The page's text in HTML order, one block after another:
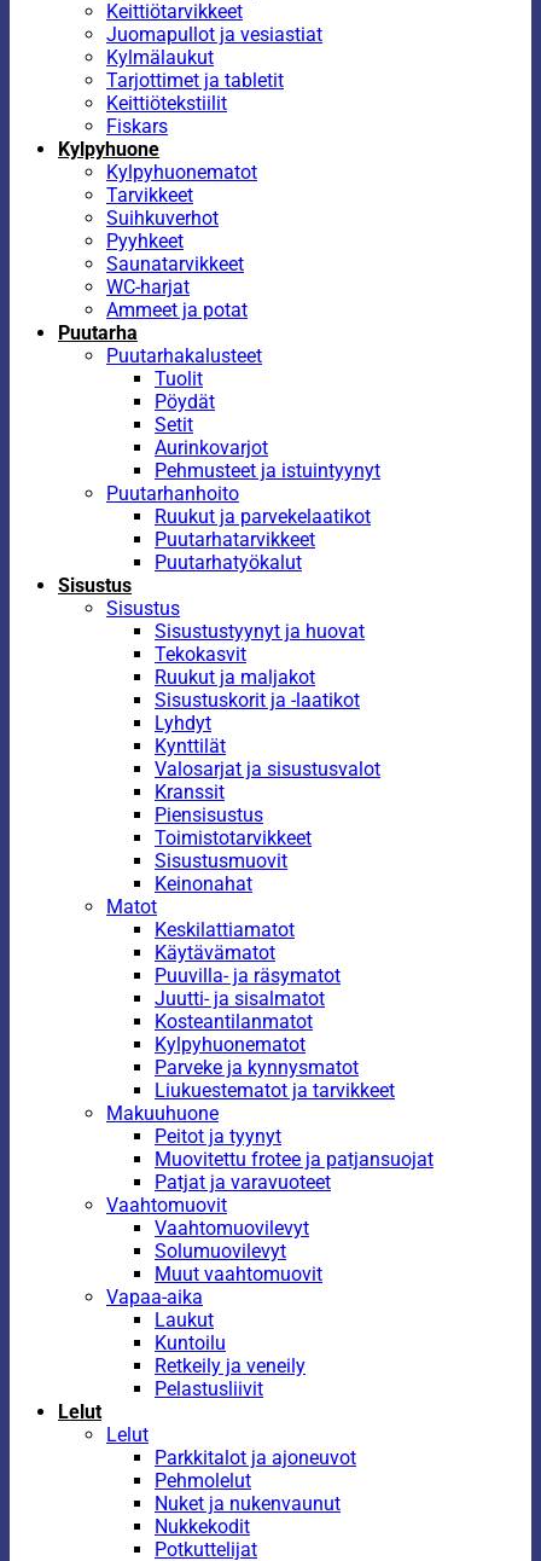
Keittiötarvikkeet
Juomapullot ja vesiastiat
Kylmälaukut
Tarjottimet ja tabletit
Keittiötekstiilit
Fiskars
Kylpyhuone
Kylpyhuonematot
Tarvikkeet
Suihkuverhot
Pyyhkeet
Saunatarvikkeet
WC-harjat
Ammeet ja potat
Puutarha
Puutarhakalusteet
Tuolit
Pöydät
Setit
Aurinkovarjot
Pehmusteet ja istuintyynyt
Puutarhanhoito
Ruukut ja parvekelaatikot
Puutarhatarvikkeet
Puutarhatyökalut
Sisustus
Sisustus
Sisustustyynyt ja huovat
Tekokasvit
Ruukut ja maljakot
Sisustuskorit ja -laatikot
Lyhdyt
Kynttilät
Valosarjat ja sisustusvalot
Kranssit
Piensisustus
Toimistotarvikkeet
Sisustusmuovit
Keinonahat
Matot
Keskilattiamatot
Käytävämatot
Puuvilla- ja räsymatot
Juutti- ja sisalmatot
Kosteantilanmatot
Kylpyhuonematot
Parveke ja kynnysmatot
Liukuestematot ja tarvikkeet
Makuuhuone
Peitot ja tyynyt
Muovitettu frotee ja patjansuojat
Patjat ja varavuoteet
Vaahtomuovit
Vaahtomuovilevyt
Solumuovilevyt
Muut vaahtomuovit
Vapaa-aika
Laukut
Kuntoilu
Retkeily ja veneily
Pelastusliivit
Lelut
Lelut
Parkkitalot ja ajoneuvot
Pehmolelut
Nuket ja nukenvaunut
Nukkekodit
Potkuttelijat